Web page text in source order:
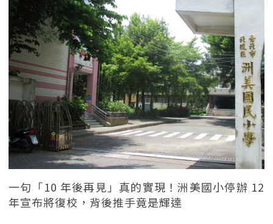
一句「10 年後再見」真的實現！洲美國小停辦 12
年宣布將復校，背後推手竟是輝達